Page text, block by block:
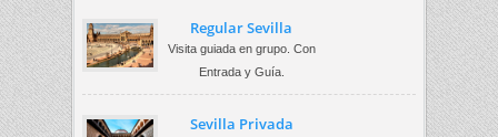
Regular Sevilla
Visita guiada en grupo. Con
Entrada y Guía.
Sevilla Privada